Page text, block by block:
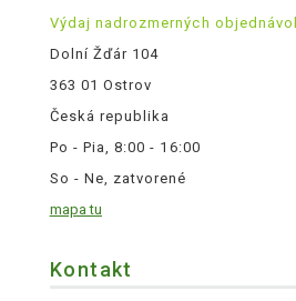
Výdaj nadrozmerných
Dolní Žďár 104
363 01 Ostrov
Česká republika
Po - Pia, 8:00 - 16:00
So - Ne, zatvorené
mapa tu
Kontakt